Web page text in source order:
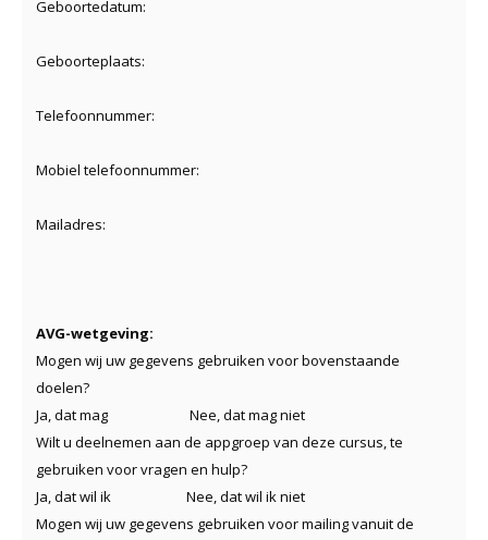
Geboortedatum:
Geboorteplaats:
Telefoonnummer:
Mobiel telefoonnummer:
Mailadres:
AVG-wetgeving:
Mogen wij uw gegevens gebruiken voor bovenstaande
doelen?
Ja, dat mag Nee, dat mag niet
Wilt u deelnemen aan de appgroep van deze cursus, te
gebruiken voor vragen en hulp?
Ja, dat wil ik Nee, dat wil ik niet
Mogen wij uw gegevens gebruiken voor mailing vanuit de